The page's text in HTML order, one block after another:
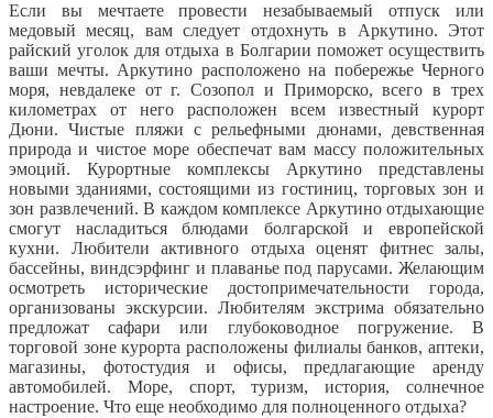
Если вы мечтаете провести незабываемый отпуск или
медовый месяц, вам следует отдохнуть в Аркутино. Этот
райский уголок для отдыха в Болгарии поможет осуществить
ваши мечты. Аркутино расположено на побережье Черного
моря, невдалеке от г. Созопол и Приморско, всего в трех
километрах от него расположен всем известный курорт
Дюни. Чистые пляжи с рельефными дюнами, девственная
природа и чистое море обеспечат вам массу положительных
эмоций. Курортные комплексы Аркутино представлены
новыми зданиями, состоящими из гостиниц, торговых зон и
зон развлечений. В каждом комплексе Аркутино отдыхающие
смогут насладиться блюдами болгарской и европейской
кухни. Любители активного отдыха оценят фитнес залы,
бассейны, виндсэрфинг и плаванье под парусами. Желающим
осмотреть исторические достопримечательности города,
организованы экскурсии. Любителям экстрима обязательно
предложат сафари или глубоководное погружение. В
торговой зоне курорта расположены филиалы банков, аптеки,
магазины, фотостудия и офисы, предлагающие аренду
автомобилей. Море, спорт, туризм, история, солнечное
настроение. Что еще необходимо для полноценного отдыха?